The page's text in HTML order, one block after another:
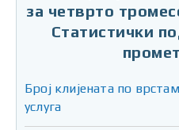
за четврто
Статистички
Број клијената по
услуга